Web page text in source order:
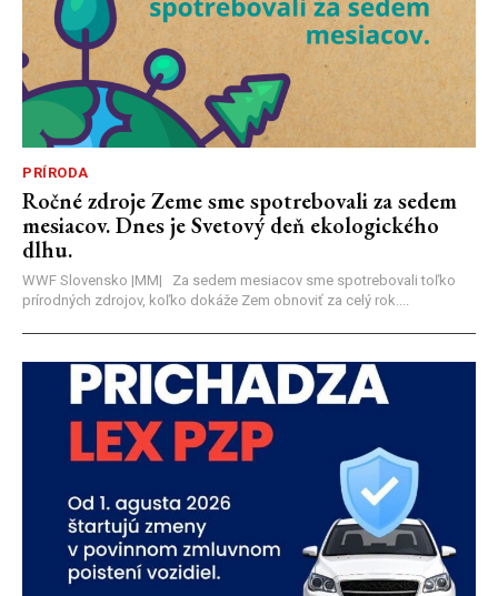
PRÍRODA
Ročné zdroje Zeme sme spotrebovali za sedem
mesiacov. Dnes je Svetový deň ekologického
dlhu.
WWF Slovensko |MM| Za sedem mesiacov sme spotrebovali toľko
prírodných zdrojov, koľko dokáže Zem obnoviť za celý rok....